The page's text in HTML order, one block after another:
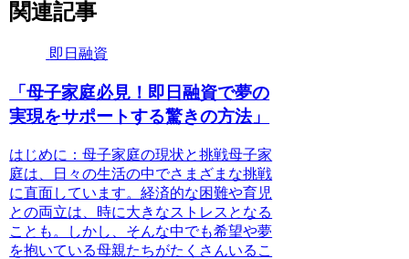
関連記事
即日融資
「母子家庭必見！即日融資で夢の
実現をサポートする驚きの方法」
はじめに：母子家庭の現状と挑戦母子家
庭は、日々の生活の中でさまざまな挑戦
に直面しています。経済的な困難や育児
との両立は、時に大きなストレスとなる
ことも。しかし、そんな中でも希望や夢
を抱いている母親たちがたくさんいるこ